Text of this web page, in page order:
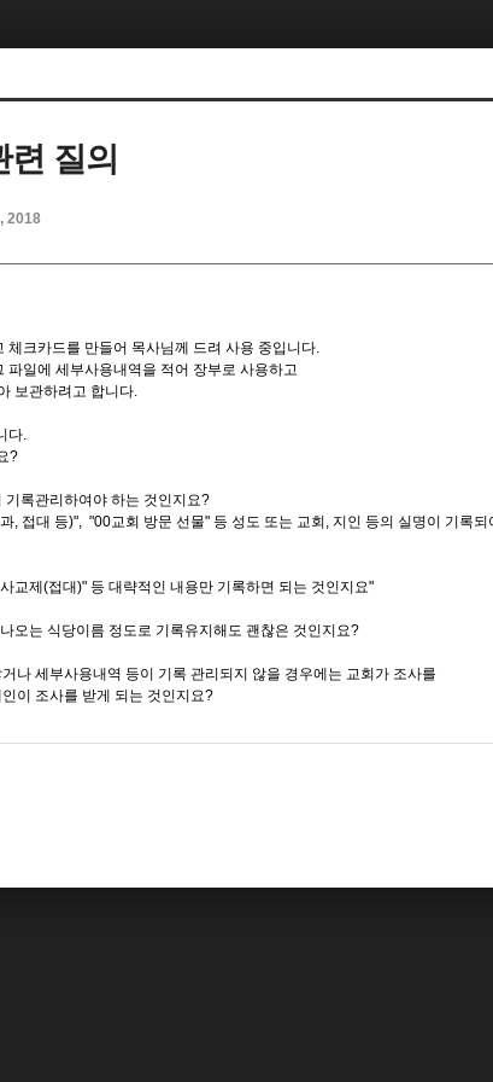
질의
2018
체크카드를 만들어 목사님께 드려 사용 중입니다.
파일에 세부사용내역을 적어 장부로 사용하고
보관하려고 합니다.
다.
?
록관리하여야 하는 것인지요?
, 접대 등)", "00교회 방문 선물" 등 성도 또는 교회, 지인 등의 실명이 기록되
교제(접대)" 등 대략적인 내용만 기록하면 되는 것인지요"
오는 식당이름 정도로 기록유지해도 괜찮은 것인지요?
나 세부사용내역 등이 기록 관리되지 않을 경우에는 교회가 조사를
이 조사를 받게 되는 것인지요?